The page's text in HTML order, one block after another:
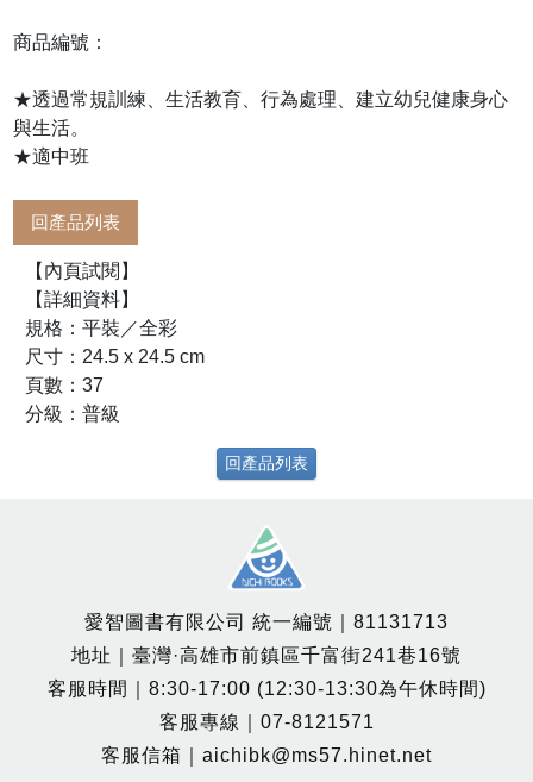
商品編號：
★透過常規訓練、生活教育、行為處理、建立幼兒健康身心
與生活。
★適中班
回產品列表
【內頁試閱】
【詳細資料】
規格：平裝／全彩
尺寸：24.5 x 24.5 cm
頁數：37
分級：普級
回產品列表
愛智圖書有限公司 統一編號｜81131713
地址｜臺灣·高雄市前鎮區千富街241巷16號
客服時間｜8:30-17:00 (12:30-13:30為午休時間)
客服專線｜07-8121571
客服信箱｜aichibk@ms57.hinet.net